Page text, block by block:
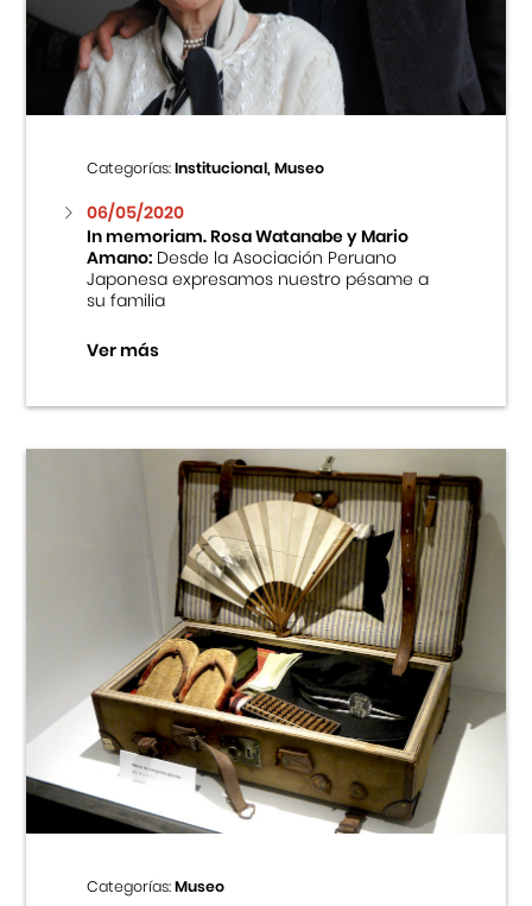
Centro Cultural Peruano Japonés
Cursos
Museo de la Inmigración Japonesa
Fondo Editorial
Teatro Peruano Japonés
Categorías:Institucional, Museo
06/05/2020
In memoriam. Rosa Watanabe y Mario
Amano:Desde la Asociación Peruano
Japonesa expresamos nuestro pésame a
su familia
Ver más
Categorías:Museo